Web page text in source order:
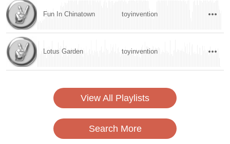
Fun In Chinatown toyinvention
Lotus Garden toyinvention
View All Playlists
Search More